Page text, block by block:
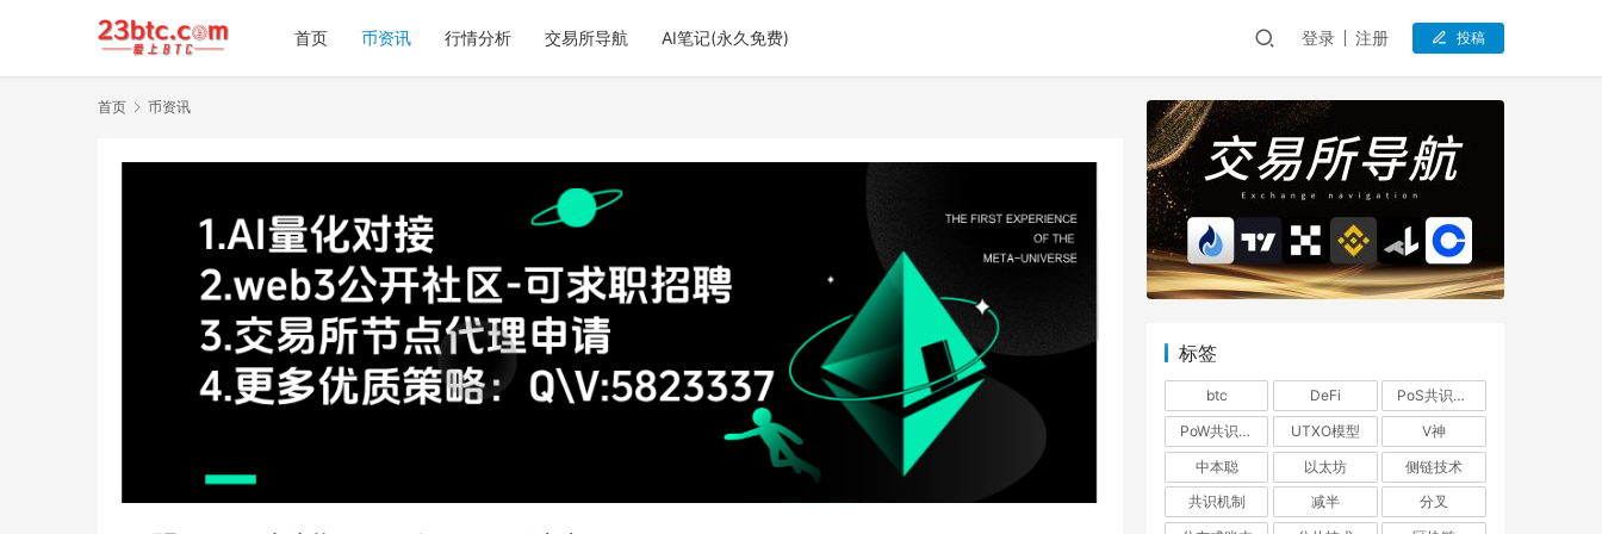
首页 币资讯 行情分析 交易所导航 AI笔记(永久免费) 登录 注册 投稿
首页 币资讯
标签
btc DeFi
PoS共识机制
PoW共识机制
UTXO模型
V神
中本聪
以太坊
侧链技术
共识机制
减半
分叉